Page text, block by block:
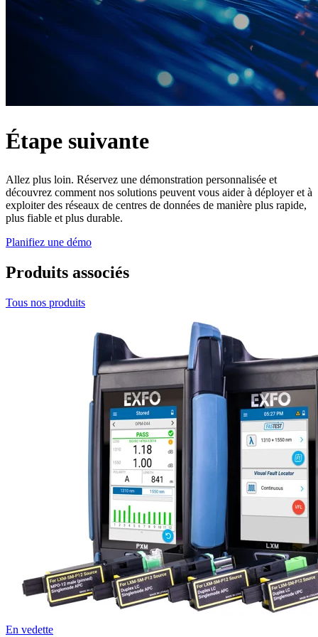
Étape suivante
Allez plus loin. Réservez une démonstration personnalisée et
découvrez comment nos solutions peuvent vous aider à déployer et à
exploiter des réseaux de centres de données de manière plus rapide,
plus fiable et plus durable.
Planifiez une démo
Produits associés
Tous nos produits
En vedette